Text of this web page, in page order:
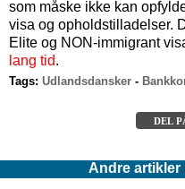
som måske ikke kan
visa og opholdstilladelser.
Elite og NON-immigrant
lang tid.
Tags: Udlandsdansker -
DEL
Andre artikler